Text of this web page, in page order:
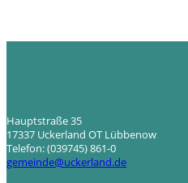
Hauptstraße 35
17337 Uckerland OT Lübbenow
Telefon: (039745) 861-0
gemeinde@uckerland.de